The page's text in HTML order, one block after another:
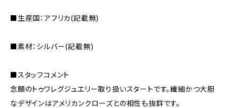
■生産国：アフリカ(記載無)
■素材：シルバー(記載無)
■スタッフコメント
念願のトゥワレグジュエリー取り扱いスタートです。繊細かつ大胆
なデザインはアメリカンクローズとの相性も抜群です。